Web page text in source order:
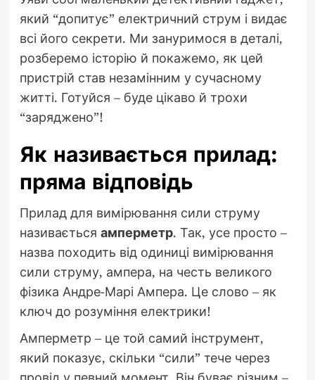
який “допитує” електричний струм і видає
всі його секрети. Ми зануримося в деталі,
розберемо історію й покажемо, як цей
пристрій став незамінним у сучасному
житті. Готуйся – буде цікаво й трохи
“заряджено”!
Як називається прилад:
пряма відповідь
Прилад для вимірювання сили струму
називається амперметр. Так, усе просто –
назва походить від одиниці вимірювання
сили струму, ампера, на честь великого
фізика Андре-Марі Ампера. Це слово – як
ключ до розуміння електрики!
Амперметр – це той самий інструмент,
який показує, скільки “сили” тече через